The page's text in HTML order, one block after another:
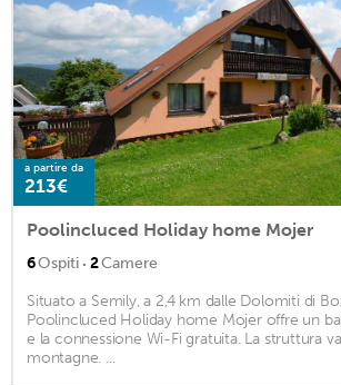
a partire da
213€
Poolincluced Holiday home Mojer
6Ospiti · 2Camere
Situato a Semily, a 2,4 km dalle Dolomiti di
Poolincluced Holiday home Mojer offre un
e la connessione Wi-Fi gratuita. La struttura
montagne. ...